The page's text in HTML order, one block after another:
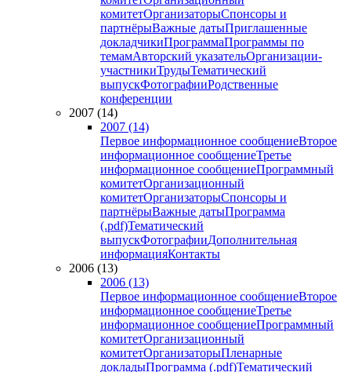
комитетОрганизаторыСпонсоры и
партнёрыВажные датыПриглашенные
докладчикиПрограммаПрограммы по
темамАвторский указательОрганизации-
участникиТрудыТематический
выпускФотографииРодственные
конференции
2007 (14)
2007 (14)
Первое информационное сообщениеВторое
информационное сообщениеТретье
информационное сообщениеПрограммный
комитетОрганизационный
комитетОрганизаторыСпонсоры и
партнёрыВажные датыПрограмма
(.pdf)Тематический
выпускФотографииДополнительная
информацияКонтакты
2006 (13)
2006 (13)
Первое информационное сообщениеВторое
информационное сообщениеТретье
информационное сообщениеПрограммный
комитетОрганизационный
комитетОрганизаторыПленарные
докладыПрограмма (.pdf)Тематический